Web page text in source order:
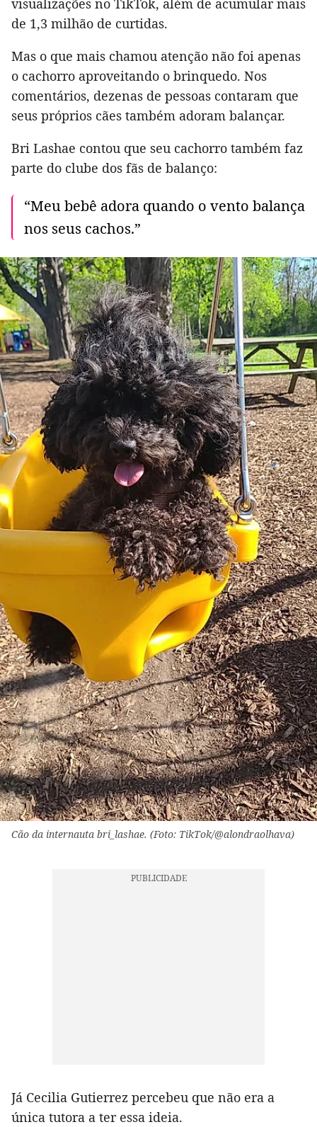
visualizações no TikTok, além de acumular mais
de 1,3 milhão de curtidas.
Mas o que mais chamou atenção não foi apenas
o cachorro aproveitando o brinquedo. Nos
comentários, dezenas de pessoas contaram que
seus próprios cães também adoram balançar.
Bri Lashae contou que seu cachorro também faz
parte do clube dos fãs de balanço:
“Meu bebê adora quando o vento balança
nos seus cachos.”
Cão da internauta bri_lashae. (Foto: TikTok/@alondraolhava)
Já Cecilia Gutierrez percebeu que não era a
única tutora a ter essa ideia.